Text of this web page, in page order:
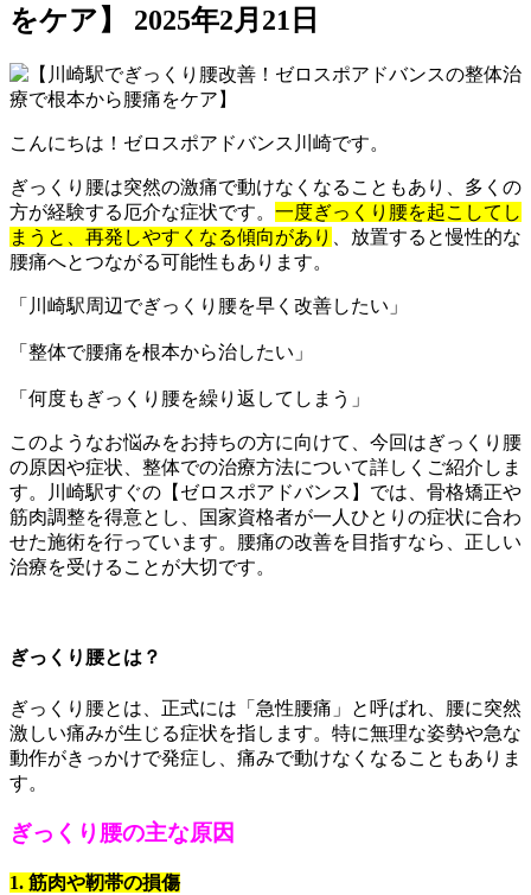
をケア】
2025年2月21日
こんにちは！ゼロスポアドバンス川崎です。
ぎっくり腰は突然の激痛で動けなくなることもあり、多くの
方が経験する厄介な症状です。 一度ぎっくり腰を起こしてし
まうと、再発しやすくなる傾向があり
、放置すると慢性的な
腰痛へとつながる可能性もあります。
「川崎駅周辺でぎっくり腰を早く改善したい」
「整体で腰痛を根本から治したい」
「何度もぎっくり腰を繰り返してしまう」
このようなお悩みをお持ちの方に向けて、今回はぎっくり腰
の原因や症状、整体での治療方法について詳しくご紹介しま
す。川崎駅すぐの【ゼロスポアドバンス】では、骨格矯正や
筋肉調整を得意とし、国家資格者が一人ひとりの症状に合わ
せた施術を行っています。腰痛の改善を目指すなら、正しい
治療を受けることが大切です。
ぎっくり腰とは？
ぎっくり腰とは、正式には「急性腰痛」と呼ばれ、腰に突然
激しい痛みが生じる症状を指します。特に無理な姿勢や急な
動作がきっかけで発症し、痛みで動けなくなることもありま
す。
ぎっくり腰の主な原因
1. 筋肉や靭帯の損傷